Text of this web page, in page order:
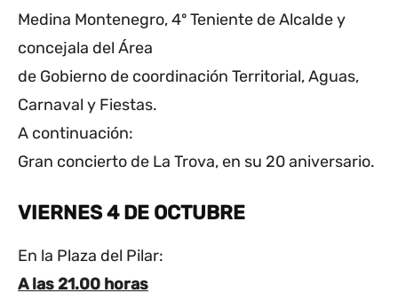
Medina Montenegro, 4º Teniente de Alcalde y
concejala del Área
de Gobierno de coordinación Territorial, Aguas,
Carnaval y Fiestas.
A continuación:
Gran concierto de La Trova, en su 20 aniversario.
VIERNES 4 DE OCTUBRE
En la Plaza del Pilar:
A las 21.00 horas